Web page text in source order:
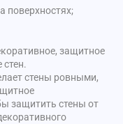
поверхностях;
защитное
стены ровными,
защитить стены от